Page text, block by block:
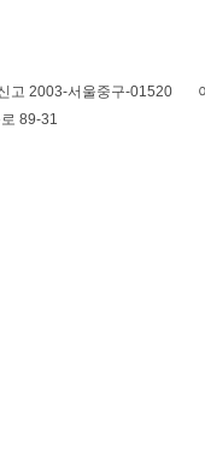
고 2003-서울중구-01520
89-31